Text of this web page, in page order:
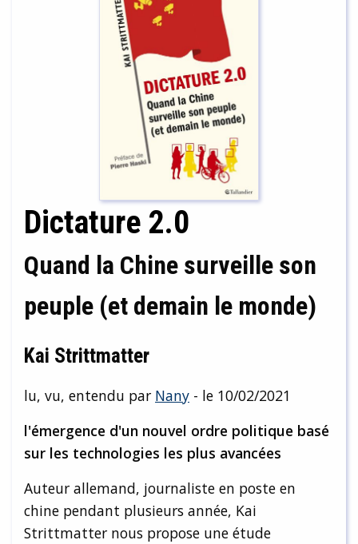
Dictature 2.0
Quand la Chine surveille son
peuple (et demain le monde)
Kai Strittmatter
lu, vu, entendu par Nany - le 10/02/2021
l'émergence d'un nouvel ordre politique basé
sur les technologies les plus avancées
Auteur allemand, journaliste en poste en
chine pendant plusieurs année, Kai
Strittmatter nous propose une étude